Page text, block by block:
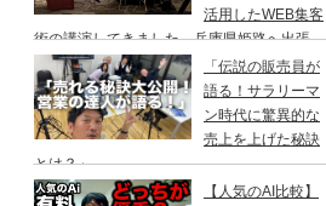
活用したWEB集客
術の講演してきました。兵庫県姫路へ出張
「伝説の販売員が
語る！サラリーマ
ン時代に驚異的な
売上を上げた秘訣
とは？」
【人気のAI比較】